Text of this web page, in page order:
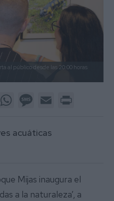
al público desde las 20:00 horas
WhatsAppMessage
Email
acuáticas
Mijas inaugura el
a la naturaleza’, a